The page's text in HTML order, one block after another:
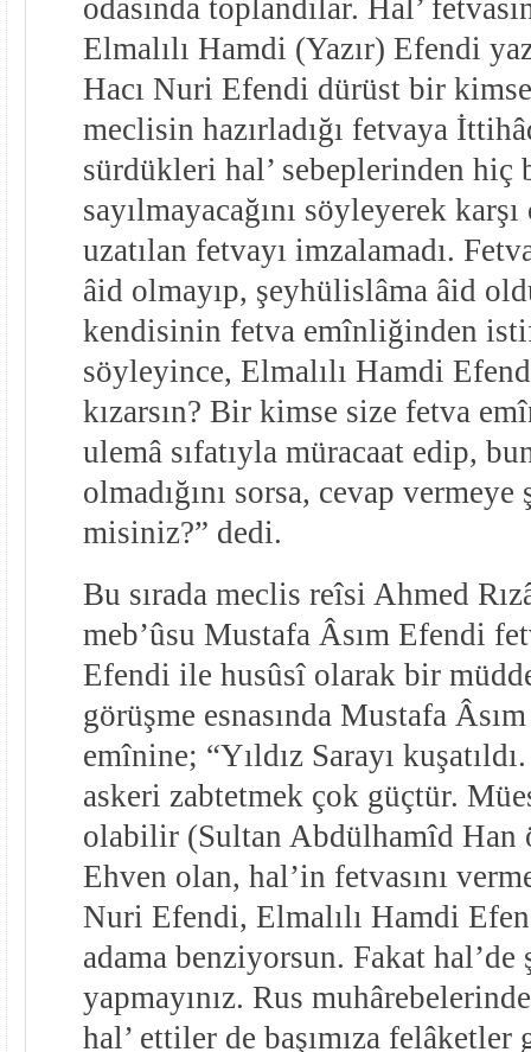
odasında toplandılar. Hal’
Elmalılı Hamdi (Yazır) Efendi
Hacı Nuri Efendi dürüst bir
meclisin hazırladığı fetvaya
sürdükleri hal’ sebeplerinden hiç
sayılmayacağını söyleyerek
uzatılan fetvayı imzalamadı.
âid olmayıp, şeyhülislâma âid
kendisinin fetva emînliğinden
söyleyince, Elmalılı Hamdi
kızarsın? Bir kimse size fetva
ulemâ sıfatıyla müracaat edip,
olmadığını sorsa, cevap
misiniz?” dedi.
Bu sırada meclis reîsi Ahmed
meb’ûsu Mustafa Âsım Efendi
Efendi ile husûsî olarak bir
görüşme esnasında Mustafa
emînine; “Yıldız Sarayı
askeri zabtetmek çok güçtür.
olabilir (Sultan Abdülhamîd
Ehven olan, hal’in fetvasını
Nuri Efendi, Elmalılı Hamdi
adama benziyorsun. Fakat hal’de
yapmayınız. Rus
hal’ ettiler de başımıza felâketler